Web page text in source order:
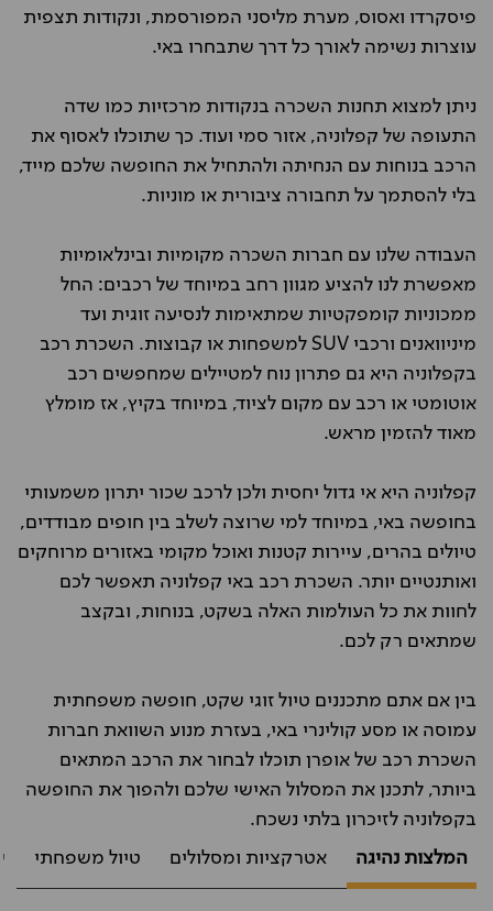
פיסקרדו ואסוס, מערת מליסני המפורסמת, ונקודות תצפית
עוצרות נשימה לאורך כל דרך שתבחרו באי.
ניתן למצוא תחנות השכרה בנקודות מרכזיות כמו שדה
התעופה של קפלוניה, אזור סמי ועוד. כך שתוכלו לאסוף את
הרכב בנוחות עם הנחיתה ולהתחיל את החופשה שלכם מייד,
בלי להסתמך על תחבורה ציבורית או מוניות.
העבודה שלנו עם חברות השכרה מקומיות ובינלאומיות
מאפשרת לנו להציע מגוון רחב במיוחד של רכבים: החל
ממכוניות קומפקטיות שמתאימות לנסיעה זוגית ועד
מיניוואנים ורכבי SUV למשפחות או קבוצות. השכרת רכב
בקפלוניה היא גם פתרון נוח למטיילים שמחפשים רכב
אוטומטי או רכב עם מקום לציוד, במיוחד בקיץ, אז מומלץ
מאוד להזמין מראש.
קפלוניה היא אי גדול יחסית ולכן לרכב שכור יתרון משמעותי
בחופשה באי, במיוחד למי שרוצה לשלב בין חופים מבודדים,
טיולים בהרים, עיירות קטנות ואוכל מקומי באזורים מרוחקים
ואותנטיים יותר. השכרת רכב באי קפלוניה תאפשר לכם
לחוות את כל העולמות האלה בשקט, בנוחות, ובקצב
שמתאים רק לכם.
בין אם אתם מתכננים טיול זוגי שקט, חופשה משפחתית
עמוסה או מסע קולינרי באי, בעזרת מנוע השוואת חברות
השכרת רכב של אופרן תוכלו לבחור את הרכב המתאים
ביותר, לתכנן את המסלול האישי שלכם ולהפוך את החופשה
בקפלוניה לזיכרון בלתי נשכח.
המלצות נהיגה
אטרקציות ומסלולים טיול משפחתי